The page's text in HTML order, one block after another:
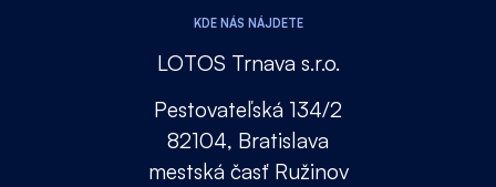
KDE NÁS NÁJDETE
LOTOS Trnava s.r.o.
Pestovateľská 134/2
82104, Bratislava
mestská časť Ružinov